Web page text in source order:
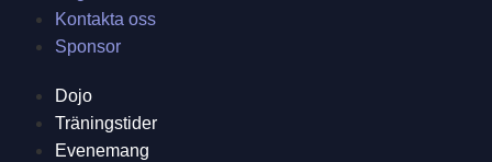
Kontakta oss
Sponsor
Dojo
Träningstider
Evenemang